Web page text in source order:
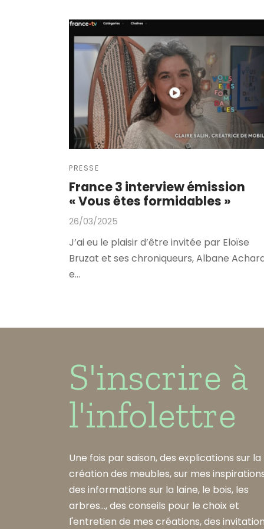
PRESSE
France 3 interview émission
« Vous êtes formidables »
26/03/2025
J’ai eu le plaisir d’être invitée par Eloïse
Bruzat et ses chroniqueurs, Albane
e…
S'inscrire à
l'infolettre
Une fois par saison, des explications sur la
création des meubles, sur mes
des informations sur la laine, le bois, les
arbres..., des conseils pour le choix et
l'entretien de mes créations, des